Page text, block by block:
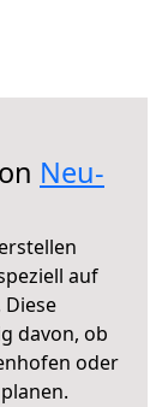
Neu-
auf
davon, ob
oder